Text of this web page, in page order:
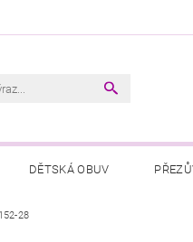
DĚTSKÁ OBUV
28